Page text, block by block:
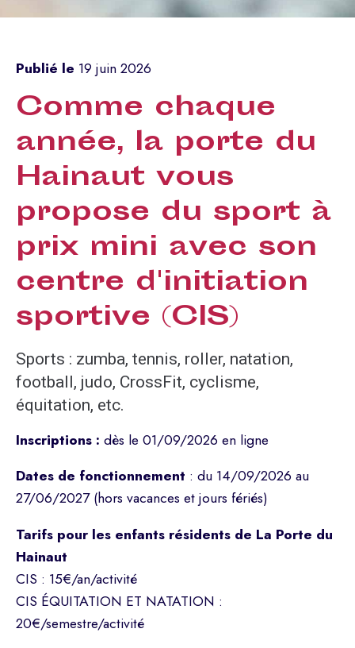
Publié le 19 juin 2026
Comme chaque
année, la porte du
Hainaut vous
propose du sport à
prix mini avec son
centre d'initiation
sportive (CIS)
Sports : zumba, tennis, roller, natation,
football, judo, CrossFit, cyclisme,
équitation, etc.
Inscriptions : dès le 01/09/2026 en ligne
Dates de fonctionnement : du 14/09/2026 au
27/06/2027 (hors vacances et jours fériés)
Tarifs pour les enfants résidents de La Porte du
Hainaut
CIS : 15€/an/activité
CIS ÉQUITATION ET NATATION :
20€/semestre/activité